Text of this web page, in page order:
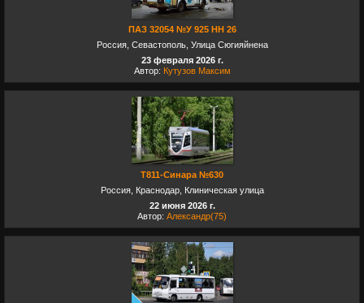
ПАЗ 32054 №У 925 НН 26
Россия, Севастополь, Улица Сюгияйнена
23 февраля 2026 г.
Автор: Кутузов Максим
Т811-Синара №630
Россия, Краснодар, Клиническая улица
22 июня 2026 г.
Автор: Александр(75)